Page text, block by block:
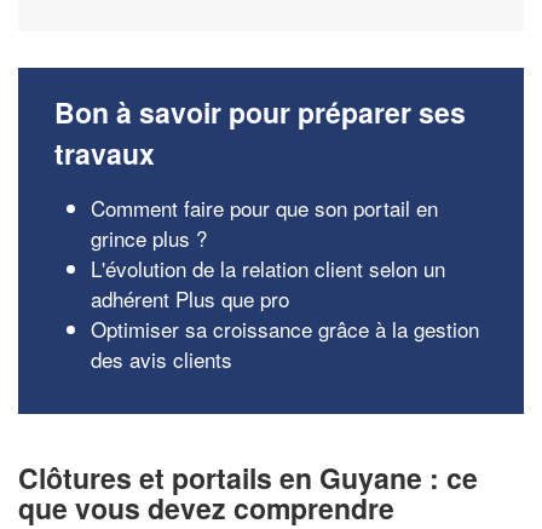
Bon à savoir pour préparer ses
travaux
Comment faire pour que son portail en
grince plus ?
L'évolution de la relation client selon un
adhérent Plus que pro
Optimiser sa croissance grâce à la gestion
des avis clients
Clôtures et portails en Guyane : ce
que vous devez comprendre